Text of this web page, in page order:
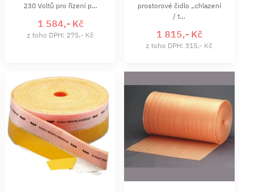
230 Voltů pro řízení p...
1 584,- Kč
z toho DPH: 275,- Kč
prostorové čidlo „chlazení
/ t...
1 815,- Kč
z toho DPH: 315,- Kč